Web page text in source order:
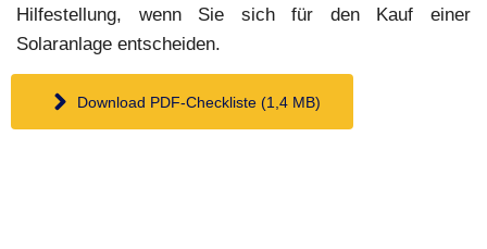
Hilfestellung, wenn Sie sich für den Kauf einer
Solaranlage entscheiden.
Download PDF-Checkliste (1,4 MB)